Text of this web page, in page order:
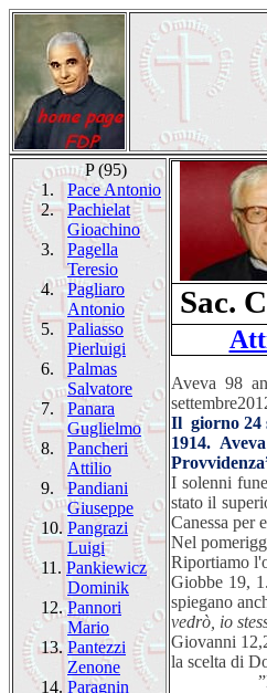
P (95)
1.
Pace Antonio
2.
Pachielat
Gioachino
3.
Pagella
Teresio
4.
Pagliaro
Antonio
5.
Paliasso
Pierluigi
6.
Palmas
Salvatore
7.
Panara
Guglielmo
8.
Pancheri
Attilio
9.
Pandiani
Giuseppe
10. Pangrazi
Luigi
11. Pankiewicz
Dominik
12. Pannori
Mario
13. Pantezzi
Zenone
14. Paragnin
Sac.
Aveva 98
Il giorno 24
1914.
I solenni
stato il
Canessa per
Nel
Riportiamo
Giobbe 19,
spiegano
vedrò, io
Giovanni
la scelta di
”Don